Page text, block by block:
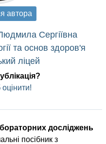
Сергіївна
та основ здоров'я
ліцей
автора
досліджень
посібник з